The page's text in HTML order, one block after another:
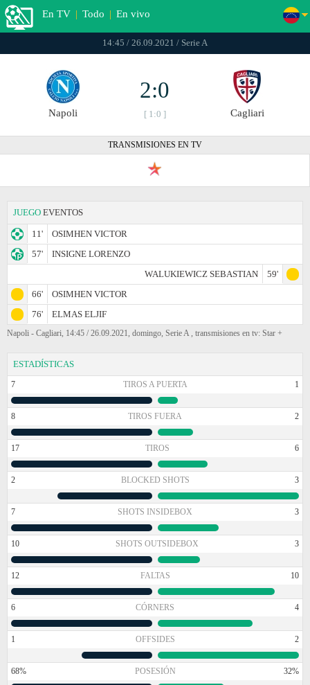
En TV | Todo | En vivo
14:45 / 26.09.2021 / Serie A
Napoli
2:0
[ 1:0 ] Cagliari
TRANSMISIONES EN TV
JUEGO EVENTOS
11'
OSIMHEN VICTOR
57'
INSIGNE LORENZO
WALUKIEWICZ SEBASTIAN
59'
66'
OSIMHEN VICTOR
76'
ELMAS ELJIF
Napoli - Cagliari, 14:45 / 26.09.2021, domingo, Serie A , transmisiones en tv: Star +
ESTADÍSTICAS
7 TIROS A PUERTA 1
8 TIROS FUERA 2
17 TIROS 6
2 BLOCKED SHOTS 3
7 SHOTS INSIDEBOX 3
10 SHOTS OUTSIDEBOX 3
12 FALTAS 10
6 CÓRNERS 4
1 OFFSIDES 2
68% POSESIÓN 32%